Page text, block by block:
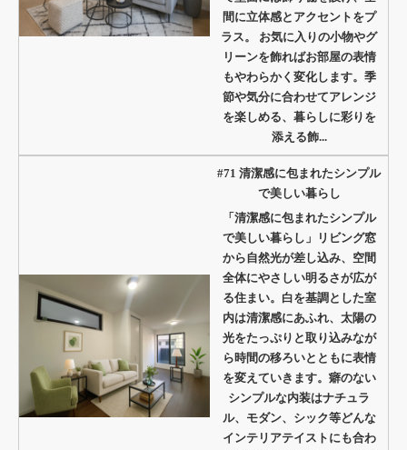
間に立体感とアクセントをプ
ラス。 お気に入りの小物やグ
リーンを飾ればお部屋の表情
もやわらかく変化します。季
節や気分に合わせてアレンジ
を楽しめる、暮らしに彩りを
添える飾...
#71 清潔感に包まれたシンプル
で美しい暮らし
「清潔感に包まれたシンプル
で美しい暮らし」リビング窓
から自然光が差し込み、空間
全体にやさしい明るさが広が
る住まい。白を基調とした室
内は清潔感にあふれ、太陽の
光をたっぷりと取り込みなが
ら時間の移ろいとともに表情
を変えていきます。癖のない
シンプルな内装はナチュラ
ル、モダン、シック等どんな
インテリアテイストにも合わ